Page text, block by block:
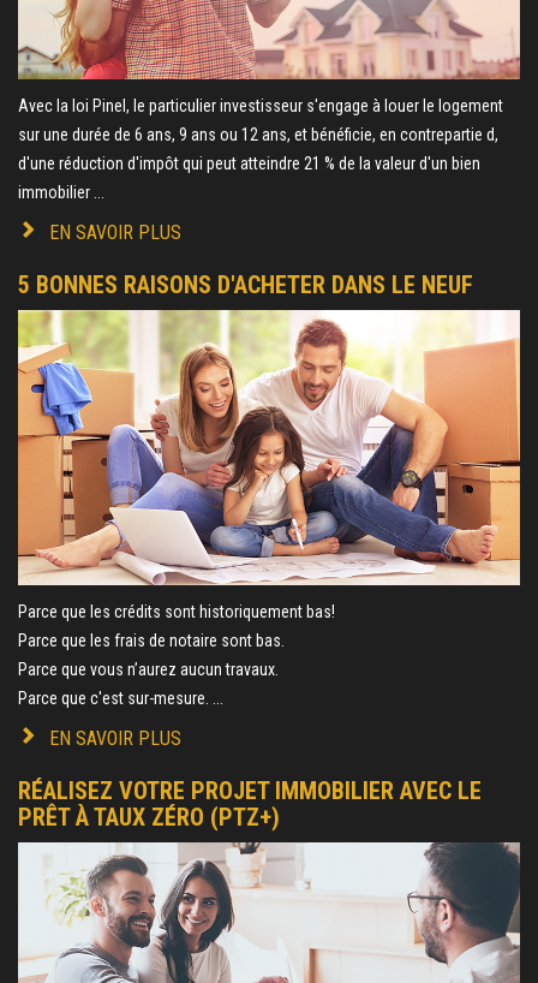
Avec la loi Pinel, le particulier investisseur s'engage à louer le logement
sur une durée de 6 ans, 9 ans ou 12 ans, et bénéficie, en contrepartie d,
d'une réduction d'impôt qui peut atteindre 21 % de la valeur d'un bien
immobilier ...
EN SAVOIR PLUS
5 BONNES RAISONS D'ACHETER DANS LE NEUF
Parce que les crédits sont historiquement bas!
Parce que les frais de notaire sont bas.
Parce que vous n’aurez aucun travaux.
Parce que c'est sur-mesure. ...
EN SAVOIR PLUS
RÉALISEZ VOTRE PROJET IMMOBILIER AVEC LE
PRÊT À TAUX ZÉRO (PTZ+)